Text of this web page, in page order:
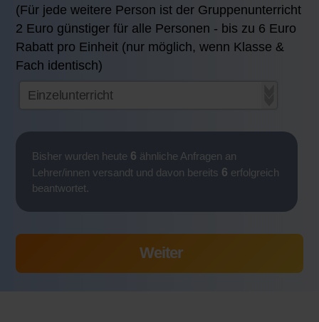
(Für jede weitere Person ist der Gruppenunterricht
2 Euro günstiger für alle Personen - bis zu 6 Euro
Rabatt pro Einheit (nur möglich, wenn Klasse &
Fach identisch)
Bisher wurden heute 6 ähnliche Anfragen an
Lehrer/innen versandt und davon bereits 6 erfolgreich
beantwortet.